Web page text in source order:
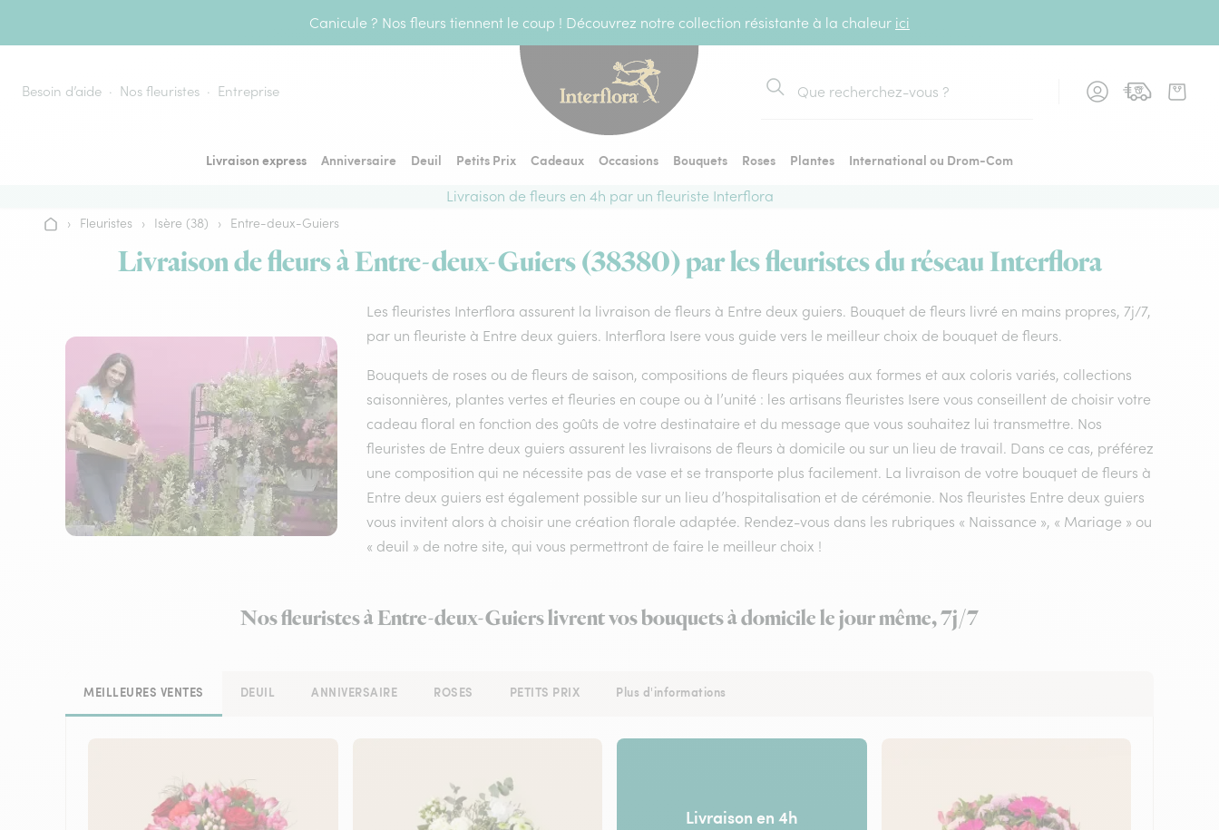
Canicule ? Nos fleurs tiennent le coup ! Découvrez notre collection résistante à la chaleur ici
Besoin d’aide Nos fleuristes Entreprise
Rechercher
Livraison express Anniversaire Deuil Petits Prix Cadeaux Occasions Bouquets Roses Plantes
International ou Drom-Com
Livraison de fleurs en 4h par un fleuriste Interflora
Accueil
› Fleuristes › Isère (38) › Entre-deux-Guiers
Livraison de fleurs à Entre-deux-Guiers (38380) par les fleuristes du réseau Interflora
Les fleuristes Interflora assurent la livraison de fleurs à Entre deux guiers. Bouquet de fleurs livré en mains propres, 7j/7,
par un fleuriste à Entre deux guiers. Interflora Isere vous guide vers le meilleur choix de bouquet de fleurs.
Bouquets de roses ou de fleurs de saison, compositions de fleurs piquées aux formes et aux coloris variés, collections
saisonnières, plantes vertes et fleuries en coupe ou à l’unité : les artisans fleuristes Isere vous conseillent de choisir votre
cadeau floral en fonction des goûts de votre destinataire et du message que vous souhaitez lui transmettre. Nos
fleuristes de Entre deux guiers assurent les livraisons de fleurs à domicile ou sur un lieu de travail. Dans ce cas, préférez
une composition qui ne nécessite pas de vase et se transporte plus facilement. La livraison de votre bouquet de fleurs à
Entre deux guiers est également possible sur un lieu d’hospitalisation et de cérémonie. Nos fleuristes Entre deux guiers
vous invitent alors à choisir une création florale adaptée. Rendez-vous dans les rubriques « Naissance », « Mariage » ou
« deuil » de notre site, qui vous permettront de faire le meilleur choix !
Nos fleuristes à Entre-deux-Guiers livrent vos bouquets à domicile le jour même, 7j/7
MEILLEURES VENTES DEUIL ANNIVERSAIRE ROSES PETITS PRIX Plus d'informations
Livraison en 4h